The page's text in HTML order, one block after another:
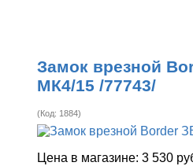
Замок врезной
МК4/15 /77743/
(Код: 1884)
Цена в магазине:3 530